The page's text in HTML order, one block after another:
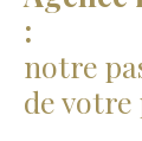
:
notre
de